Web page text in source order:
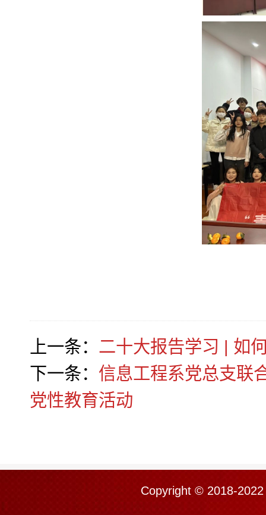
上一条： 二十大报告学习 | 如
下一条： 信息工程系党总支联
党性教育活动
Copyright © 2018-